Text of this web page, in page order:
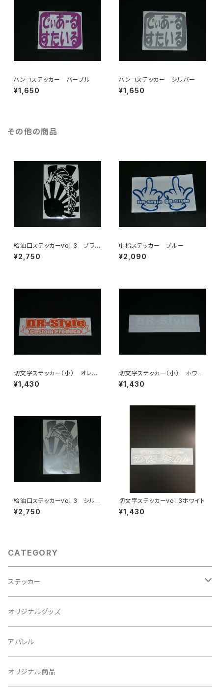
ハンコステッカー パープル
¥1,650
ハンコステッカー シルバー
¥1,650
その他の商品
給油口ステッカーvol.3 ブラッ
ク（艶あり・艶なし）
¥2,750
中指ステッカー ブルー
¥2,090
切文字ステッカー（小） オレン
ジ
¥1,430
切文字ステッカー（小） ホワイ
ト
¥1,430
給油口ステッカーvol.3 シルバ
ー
¥2,750
切文字ステッカーvol.3ホワイト
¥1,430
CATEGORY
ステッカー
シャコタンステッカー
ハンコステッカー
給油口ステッカーvol.2
オリジナルグッズ
アパレル
オリジナル商品